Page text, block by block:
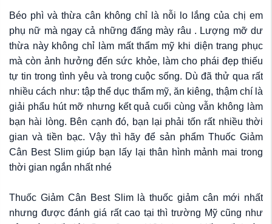
Béo phì và thừa cân không chỉ là nỗi lo lắng của chị em
phụ nữ mà ngay cả những đấng mày râu . Lượng mỡ dư
thừa này không chỉ làm mất thẩm mỹ khi diện trang phục
mà còn ảnh hưởng đến sức khỏe, làm cho phái đẹp thiếu
tự tin trong tình yêu và trong cuộc sống. Dù đã thử qua rất
nhiều cách như: tập thể dục thẩm mỹ, ăn kiêng, thậm chí là
giải phẩu hút mỡ nhưng kết quả cuối cùng vẫn không làm
bạn hài lòng. Bên cạnh đó, bạn lại phải tốn rất nhiều thời
gian và tiền bạc. Vậy thì hãy để sản phẩm Thuốc Giảm
Cân Best Slim giúp bạn lấy lại thân hình mảnh mai trong
thời gian ngắn nhất nhé
Thuốc Giảm Cân Best Slim là thuốc giảm cân mới nhất
nhưng được đánh giá rất cao tại thì trường Mỹ cũng như